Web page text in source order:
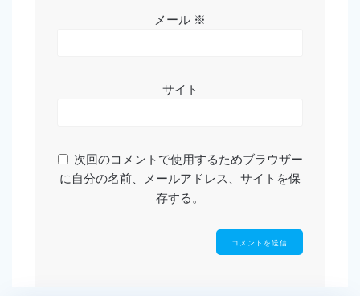
メール ※
サイト
次回のコメントで使用するためブラウザー
に自分の名前、メールアドレス、サイトを保
存する。